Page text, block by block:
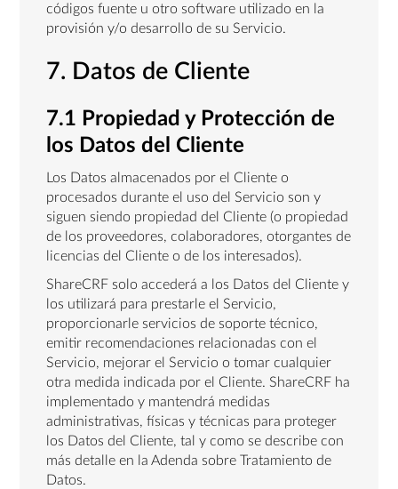
códigos fuente u otro software utilizado en la
provisión y/o desarrollo de su Servicio.
7. Datos de Cliente
7.1 Propiedad y Protección de
los Datos del Cliente
Los Datos almacenados por el Cliente o
procesados durante el uso del Servicio son y
siguen siendo propiedad del Cliente (o propiedad
de los proveedores, colaboradores, otorgantes de
licencias del Cliente o de los interesados).
ShareCRF solo accederá a los Datos del Cliente y
los utilizará para prestarle el Servicio,
proporcionarle servicios de soporte técnico,
emitir recomendaciones relacionadas con el
Servicio, mejorar el Servicio o tomar cualquier
otra medida indicada por el Cliente. ShareCRF ha
implementado y mantendrá medidas
administrativas, físicas y técnicas para proteger
los Datos del Cliente, tal y como se describe con
más detalle en la Adenda sobre Tratamiento de
Datos.